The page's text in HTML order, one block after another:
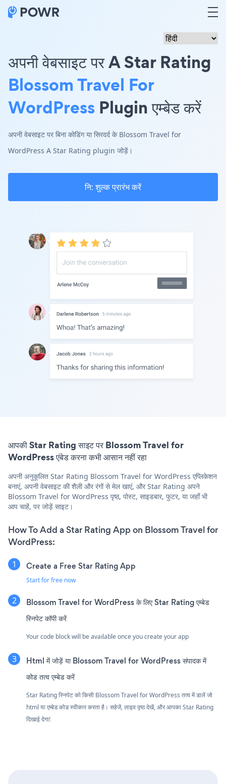
अपनी वेबसाइट पर A Star Rating
Blossom Travel For
WordPress Plugin एम्बेड करें
अपनी वेबसाइट पर बिना कोडिंग या सिरदर्द के Blossom Travel for
WordPress A Star Rating plugin जोड़ें।
नि: शुल्क प्रारंभ करें
आपकी Star Rating साइट पर Blossom Travel for
WordPress एंबेड करना कभी आसान नहीं रहा
अपनी अनुकूलित Star Rating Blossom Travel for WordPress एप्लिकेशन
बनाएं, अपनी वेबसाइट की शैली और रंगों से मेल खाएं, और Star Rating अपने
Blossom Travel for WordPress पृष्ठ, पोस्ट, साइडबार, फुटर, या जहाँ भी
आप चाहें, पर जोड़ें साइट।
How To Add a Star Rating App on Blossom Travel for
WordPress:
Create a Free Star Rating App
Start for free now
Blossom Travel for WordPress के लिए Star Rating एम्बेड
स्निपेट कॉपी करें
Your code block will be available once you create your app
Html में जोड़ें या Blossom Travel for WordPress संपादक में
कोड तत्व एम्बेड करें
Star Rating स्निपेट को किसी Blossom Travel for WordPress तत्व में डालें जो
html या एम्बेड कोड स्वीकार करता है। सहेजें, लाइव पृष्ठ देखें, और आपका Star Rating
दिखाई देगा!